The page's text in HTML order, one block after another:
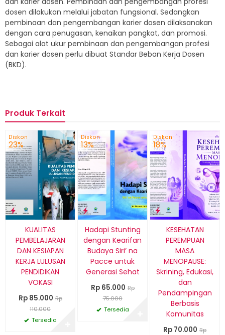
dosen dilakukan melalui jabatan fungsional. Sedangkan
pembinaan dan pengembangan karier dosen dilaksanakan
dengan cara penugasan, kenaikan pangkat, dan promosi.
Sebagai alat ukur pembinaan dan pengembangan profesi
dan karier dosen perlu dibuat Standar Beban Kerja Dosen
(BKD).
Produk Terkait
Diskon
23%
KUALITAS
PEMBELAJARAN
DAN KESIAPAN
KERJA LULUSAN
PENDIDIKAN
VOKASI
Rp 85.000 Rp
110.000
Tersedia
Diskon
13%
Hadapi Stunting
dengan Kearifan
Budaya Siri’ na
Pacce untuk
Generasi Sehat
Rp 65.000 Rp
75.000
Tersedia
Diskon
18%
KESEHATAN
PEREMPUAN
MASA
MENOPAUSE:
Skrining, Edukasi,
dan
Pendampingan
Berbasis
Komunitas
Rp 70.000 Rp